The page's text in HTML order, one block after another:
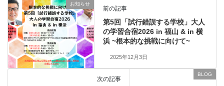
お知らせ
前の記事
第5回「試行錯誤する学校」大人
の学習合宿2026 in 福山 & in 横
浜 ~根本的な挑戦に向けて~
2025年12月3日
BLOG
次の記事